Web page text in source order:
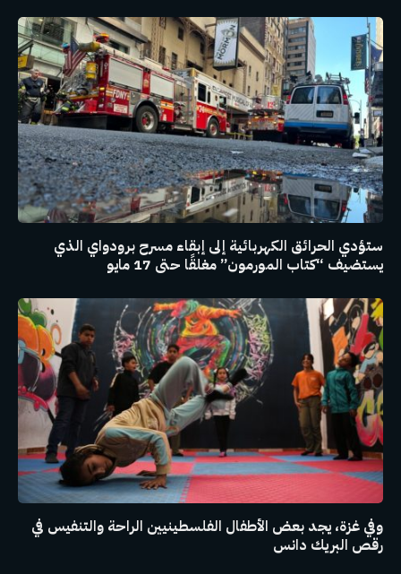
ستؤدي الحرائق الكهربائية إلى إبقاء مسرح برودواي الذي
يستضيف “كتاب المورمون” مغلقًا حتى 17 مايو
وفي غزة، يجد بعض الأطفال الفلسطينيين الراحة والتنفيس في
رقص البريك دانس